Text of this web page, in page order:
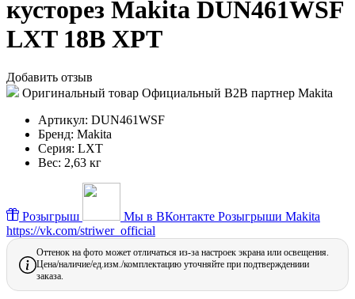
кусторез Makita DUN461WSF
LXT 18В XPT
Добавить отзыв
Оригинальный товар Официальный B2B партнер Makita
Артикул: DUN461WSF
Бренд: Makita
Серия: LXT
Вес: 2,63 кг
Розыгрыш Мы в ВКонтакте Розыгрыши Makita
https://vk.com/striwer_official
Оттенок на фото может отличаться из-за настроек экрана или освещения.
Цена/наличие/ед.изм./комплектацию уточняйте при подтверждениии
заказа.